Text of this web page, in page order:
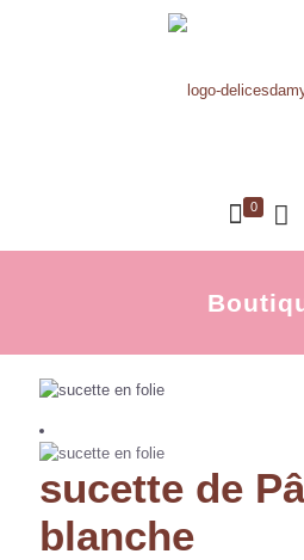
0
sucette de
blanche